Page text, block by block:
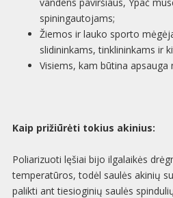
spiningautojams;
Žiemos ir lauko sporto
slidininkams, tinklininkams ir
Visiems, kam būtina apsauga
Kaip prižiūrėti tokius akinius:
Poliarizuoti lęšiai bijo ilgalaikės
temperatūros, todėl saulės akinių
palikti ant tiesioginių saulės